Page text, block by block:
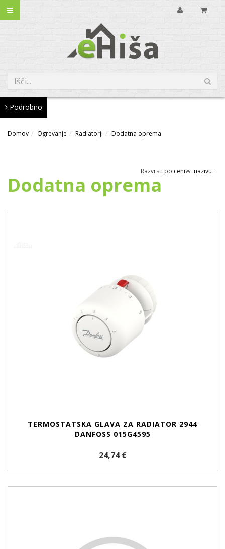
Podrobno
Domov Ogrevanje Radiatorji Dodatna oprema
Razvrsti po:ceni nazivu
Dodatna oprema
TERMOSTATSKA GLAVA ZA RADIATOR 2944
DANFOSS 015G4595
24,74 €